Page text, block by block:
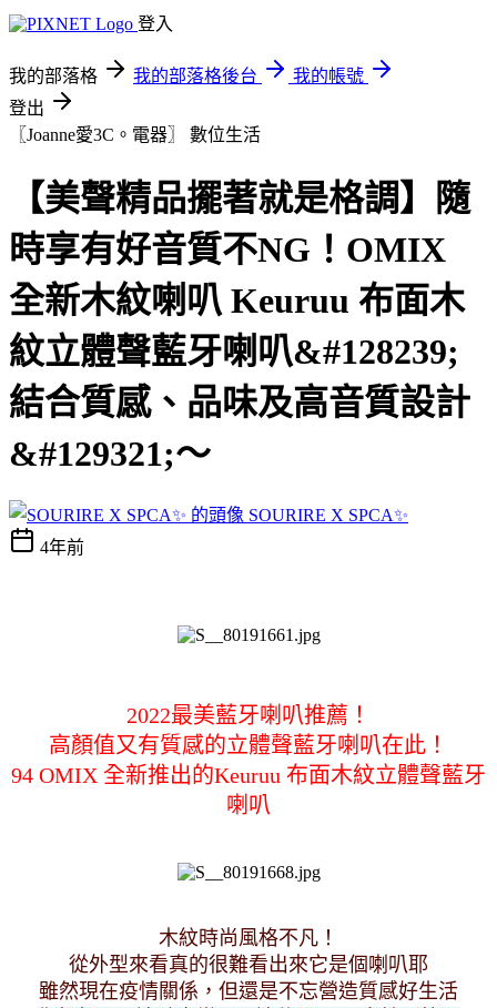
登入
我的部落格 我的部落格後台
我的帳號
登出
〖Joanne愛3C。電器〗 數位生活
【美聲精品擺著就是格調】隨
時享有好音質不NG！OMIX
全新木紋喇叭 Keuruu 布面木
紋立體聲藍牙喇叭&#128239;
結合質感、品味及高音質設計
&#129321;～
SOURIRE X SPCA✨
4年前
2022最美藍牙喇叭推薦！
高顏值又有質感的立體聲藍牙喇叭在此！
94 OMIX 全新推出的Keuruu 布面木紋立體聲藍牙
喇叭
木紋時尚風格不凡！
從外型來看真的很難看出來它是個喇叭耶
雖然現在疫情關係，但還是不忘營造質感好生活